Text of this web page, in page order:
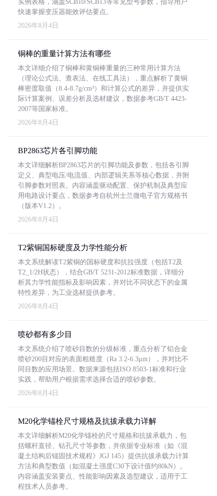
实例表格，涵盖SCB10/SCB13等常见型号参数，指导用户
快速掌握变压器能效评估要点。
2026年8月4日
铜棒的重量计算方法有哪些
本文详细介绍了铜棒和黄铜棒重量的三种常用计算方法
（理论公式法、查表法、在线工具法），重点解析了黄铜
棒密度取值（8.4-8.7g/cm³）和计算公式的差异，并提供实
际计算案例、误差分析及选材建议，数据参考GB/T 4423-
2007等国家标准。
2026年8月4日
BP2863芯片各引脚功能
本文详细解析BP2863芯片的引脚功能及参数，包括各引脚
定义、典型电压/电流值、内部逻辑关系等核心数据，并附
引脚参数对照表。内容涵盖驱动配置、保护机制及典型应
用电路设计要点，数据参考自杭州士兰微电子官方规格书
（版本V1.2）。
2026年8月4日
T2紫铜国标硬度及力学性能分析
本文系统解读T2紫铜的国标硬度和抗拉强度（包括T2及
T2_1/2H状态），结合GB/T 5231-2012标准数据，详细分
析其力学性能指标及影响因素，并对比不同状态下的金属
特性差异，为工业选材提供参考。
2026年8月4日
喷砂都有多少目
本文系统介绍了喷砂目数的分级标准，重点分析了铝合金
喷砂200目对应的表面粗糙度（Ra 3.2-6.3μm），并对比不
同目数的应用场景。数据来源包括ISO 8503-1标准和行业
实践，帮助用户根据需求选择合适的喷砂参数。
2026年8月4日
M20化学锚栓尺寸规格及抗拔承载力详解
本文详细解析M20化学锚栓的尺寸规格和抗拔承载力，包
括螺杆直径、钻孔尺寸等参数，并依据专业标准（如《混
凝土结构后锚固技术规程》JGJ 145）提供抗拔承载力计算
方法和典型数值（如混凝土强度C30下设计值约80kN）。
内容涵盖安装要点、性能影响因素及选型建议，适用于工
程技术人员参考。